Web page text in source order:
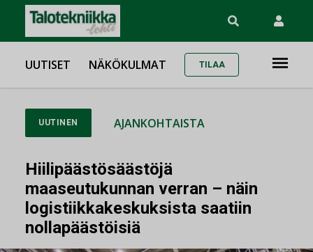
UUTISET NÄKÖKULMAT TILAA
UUTINEN AJANKOHTAISTA
Hiilipäästösäästöjä
maaseutukunnan verran – näin
logistiikkakeskuksista saatiin
nollapäästöisiä